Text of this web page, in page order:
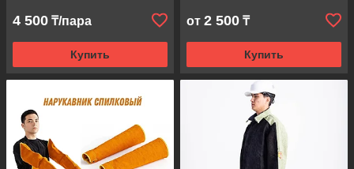
4 500 ₸/пара
Купить
от 2 500 ₸
Купить